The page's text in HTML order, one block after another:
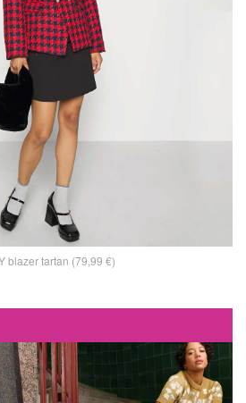
blazer tartan (79,99 €)